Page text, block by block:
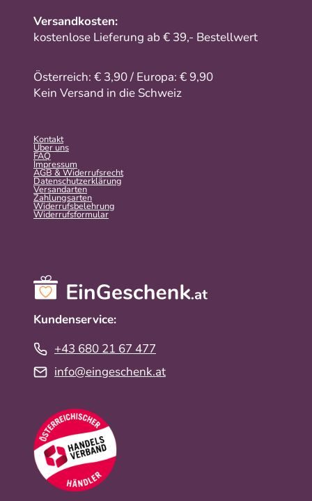
Versandkosten:
kostenlose Lieferung ab € 39,- Bestellwert
Österreich: € 3,90 / Europa: € 9,90
Kein Versand in die Schweiz
Kontakt
Über uns
FAQ
Impressum
AGB & Widerrufsrecht
Datenschutzerklärung
Versandarten
Zahlungsarten
Widerrufsbelehrung
Widerrufs­formular
Kundenservice:
+43 680 21 67 477
info@eingeschenk.at